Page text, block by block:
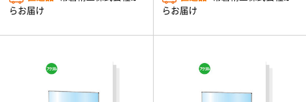
らお届け
らお届け